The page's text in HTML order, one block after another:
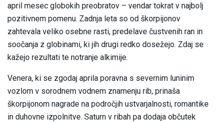
april mesec globokih preobratov – vendar tokrat v najbolj
pozitivnem pomenu. Zadnja leta so od škorpijonov
zahtevala veliko osebne rasti, predelave čustvenih ran in
soočanja z globinami, ki jih drugi redko dosežejo. Zdaj se
kažejo rezultati te notranje alkimije.
Venera, ki se zgodaj aprila poravna s severnim luninim
vozlom v sorodnem vodnem znamenju rib, prinaša
škorpijonom nagrade na področjih ustvarjalnosti, romantike
in duhovne izpolnitve. Saturn v ribah pa dodaja občutek